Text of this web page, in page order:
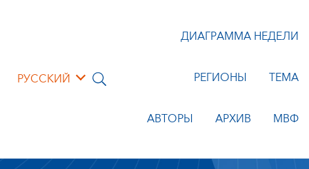
РУССКИЙ
ДИАГРАММА НЕДЕЛИ
РЕГИОНЫ ТЕМА
АВТОРЫ АРХИВ МВФ